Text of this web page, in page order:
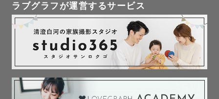
ラブグラフが運営するサービス